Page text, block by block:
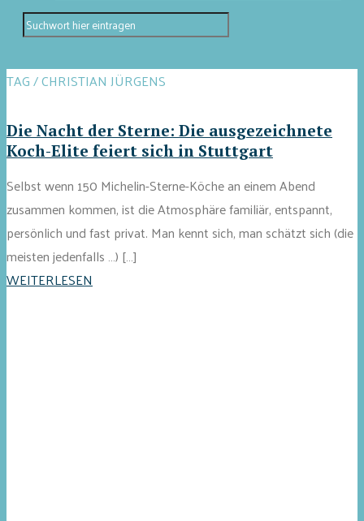
TAG / CHRISTIAN JÜRGENS
Die Nacht der Sterne: Die ausgezeichnete
Koch-Elite feiert sich in Stuttgart
Selbst wenn 150 Michelin-Sterne-Köche an einem Abend
zusammen kommen, ist die Atmosphäre familiär, entspannt,
persönlich und fast privat. Man kennt sich, man schätzt sich (die
meisten jedenfalls …) […]
WEITERLESEN